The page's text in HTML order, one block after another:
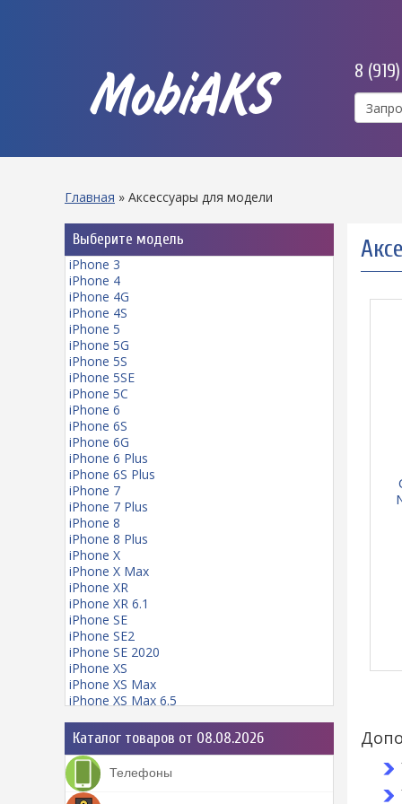
MobiAKS
8
Главная » Аксессуары для модели
Выберите модель
iPhone 3
iPhone 4
iPhone 4G
iPhone 4S
iPhone 5
iPhone 5G
iPhone 5S
iPhone 5SE
iPhone 5C
iPhone 6
iPhone 6S
iPhone 6G
iPhone 6 Plus
iPhone 6S Plus
iPhone 7
iPhone 7 Plus
iPhone 8
iPhone 8 Plus
iPhone X
iPhone X Max
iPhone XR
iPhone XR 6.1
iPhone SE
iPhone SE2
iPhone SE 2020
iPhone XS
iPhone XS Max
iPhone XS Max 6.5
iPhone 11 mini
iPhone 11 Pro
iPhone 11 Pro Max
iPhone 12
iPhone 12 Pro
Каталог товаров от 08.08.2026
Телефоны